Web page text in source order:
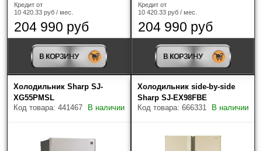
Кредит от
10 420.33 руб / мес.
204 990 руб
В КОРЗИНУ
Кредит от
10 420.33 руб / мес.
204 990 руб
В КОРЗИНУ
Холодильник Sharp SJ-
XG55PMSL
Код товара: 441467
В наличии
Холодильник side-by-side
Sharp SJ-EX98FBE
Код товара: 666331
В наличии